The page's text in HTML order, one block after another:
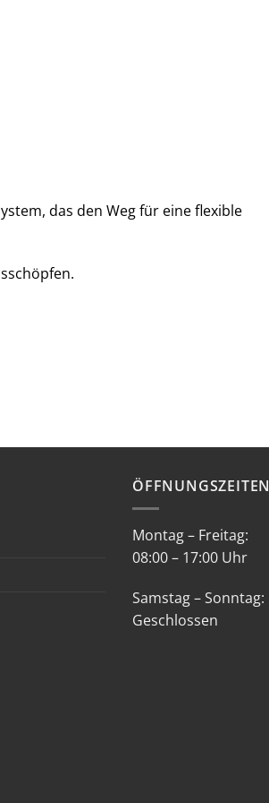
das den Weg für eine flexible
ÖFFNUNGSZEITEN
Montag – Freitag:
08:00 – 17:00 Uhr
Samstag – Sonntag:
Geschlossen